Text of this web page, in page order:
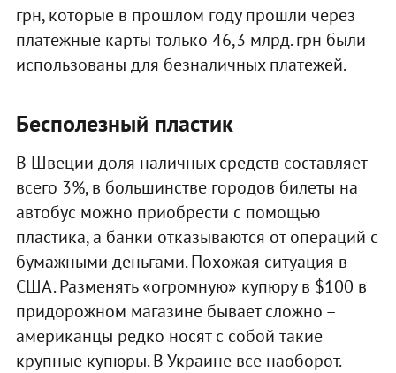
грн, которые в прошлом году прошли через
платежные карты только 46,3 млрд. грн были
использованы для безналичных платежей.
Бесполезный пластик
В Швеции доля наличных средств составляет
всего 3%, в большинстве городов билеты на
автобус можно приобрести с помощью
пластика, а банки отказываются от операций с
бумажными деньгами. Похожая ситуация в
США. Разменять «огромную» купюру в $100 в
придорожном магазине бывает сложно –
американцы редко носят с собой такие
крупные купюры. В Украине все наоборот.